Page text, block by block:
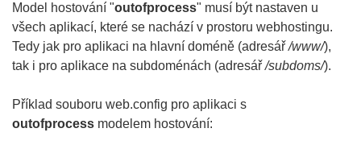
Model hostování "outofprocess" musí být nastaven u
všech aplikací, které se nachází v prostoru webhostingu.
Tedy jak pro aplikaci na hlavní doméně (adresář/www/),
tak i pro aplikace na subdoménách (adresář/subdoms/).
Příklad souboru web.config pro aplikaci s
outofprocess modelem hostování: